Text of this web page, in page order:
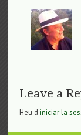
Leave a
Heu d'iniciar la